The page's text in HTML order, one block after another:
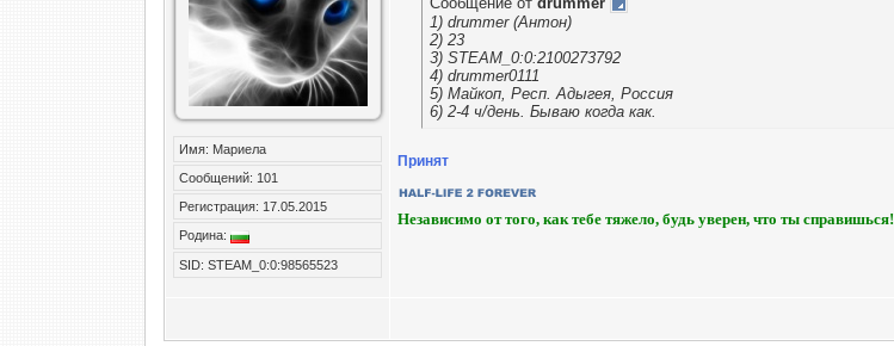
Имя: Мариела
Сообщений: 101
Регистрация: 17.05.2015
Родина:
SID: STEAM_0:0:98565523
1) drummer (Антон)
2) 23
3) STEAM_0:0:2100273792
4) drummer0111
5) Майкоп, Респ. Адыгея, Россия
6) 2-4 ч/день. Бываю когда как.
Принят
Независимо от того, как тебе тяжело, будь уверен, что ты справишься!